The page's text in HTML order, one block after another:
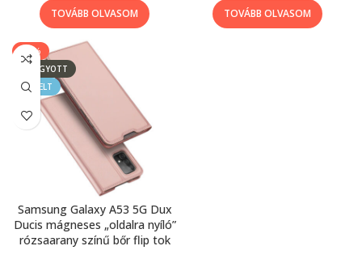
TOVÁBB OLVASOM TOVÁBB OLVASOM
-17%
ELFOGYOTT
KIEMELT
Samsung Galaxy A53 5G Dux
Ducis mágneses „oldalra nyíló”
rózsaarany színű bőr flip tok